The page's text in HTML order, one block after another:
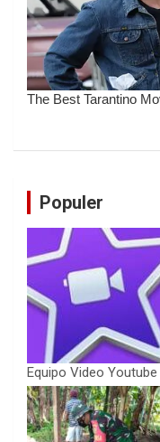
Populer
Equipo Video Youtube